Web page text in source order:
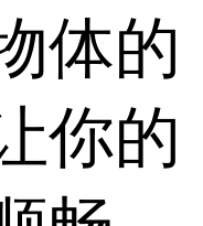
体的
你的